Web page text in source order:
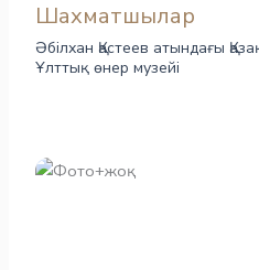
Шахматшылар
Әбілхан Қастеев атындағы
Ұлттық өнер музейі